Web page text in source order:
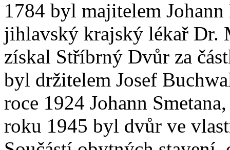
1784 byl majitelem
jihlavský krajský lékař Dr.
získal Stříbrný Dvůr za
byl držitelem Josef
roce 1924 Johann
roku 1945 byl dvůr ve